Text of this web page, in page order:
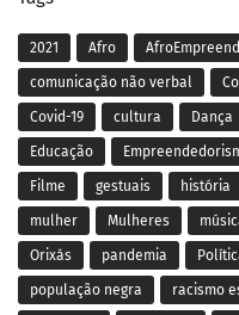
2021 Afro
comunicação não verbal
Covid-19 cultura Dança
Educação
Filme gestuais história
mulher Mulheres
Orixás pandemia
população negra racismo